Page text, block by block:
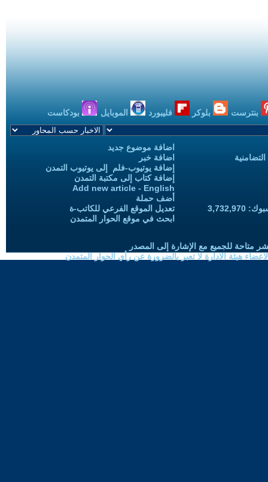
بنترست بلوكر فليبورد الموبايل بودكاست
اضافة موضوع جديد
اضافة خبر
إضافة يوتيوب-فلم إلى يوتيوب التمدن
إضافة كتاب إلى مكتبة التمدن
Add new article - English
أضف حملة
تعديل الموقع الفرعي للكاتب-ة
ابحث في موقع الحوار المتمدن
متاحة للجميع مع الإشارة إلى المصدر
هيئة الادارة لا تعبر بالضرورة عن رأي الحوار المتمدن